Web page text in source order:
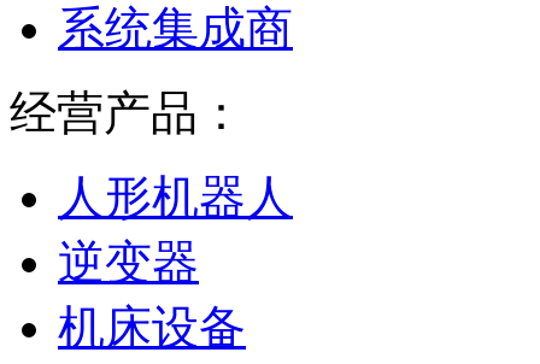
系统集成商
经营产品：
人形机器人
逆变器
机床设备